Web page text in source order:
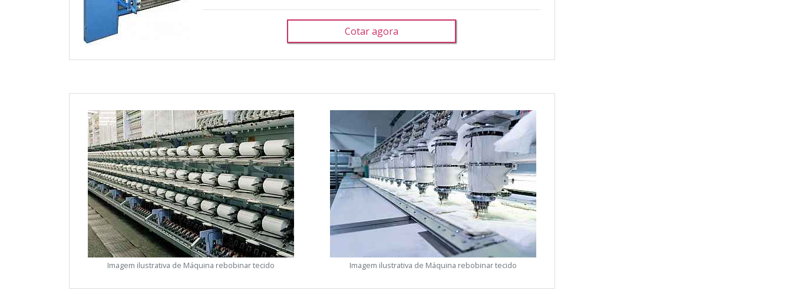
Cotar agora
Imagem ilustrativa de Máquina rebobinar tecido Imagem ilustrativa de Máquina rebobinar tecido